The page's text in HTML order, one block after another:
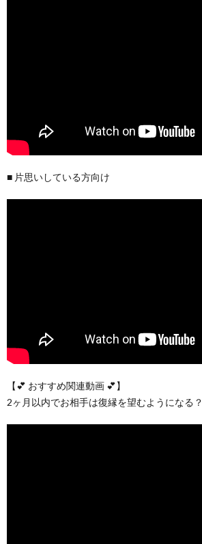
■ 片思いしている方向け
【💕 おすすめ関連動画 💕】
2ヶ月以内でお相手は復縁を望むようになる？